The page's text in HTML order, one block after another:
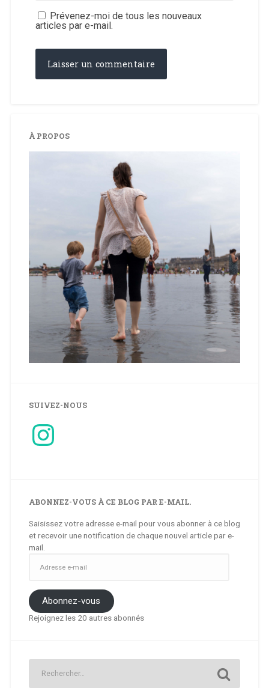
Prévenez-moi de tous les nouveaux
articles par e-mail.
À PROPOS
SUIVEZ-NOUS
Instagram
ABONNEZ-VOUS À CE BLOG PAR E-MAIL.
Saisissez votre adresse e-mail pour vous abonner à ce blog
et recevoir une notification de chaque nouvel article par e-
mail.
mail
Abonnez-vous
Rejoignez les 20 autres abonnés